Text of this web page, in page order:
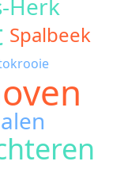
Herk
Spalbeek